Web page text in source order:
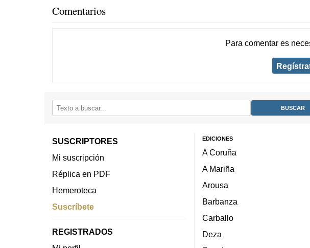
Comentarios
Para comentar es
SUSCRIPTORES
Mi suscripción
Réplica en PDF
Hemeroteca
Suscríbete
REGISTRADOS
EDICIONES
A Coruña
A Mariña
Arousa
Barbanza
Carballo
Deza